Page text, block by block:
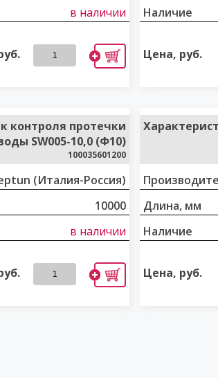
в наличии
Наличие
Цена, руб.
контроля протечки
SW005-10,0 (Ф10)
100035601200
(Италия-Россия)
10000
в наличии
Длина, мм
Наличие
Цена, руб.